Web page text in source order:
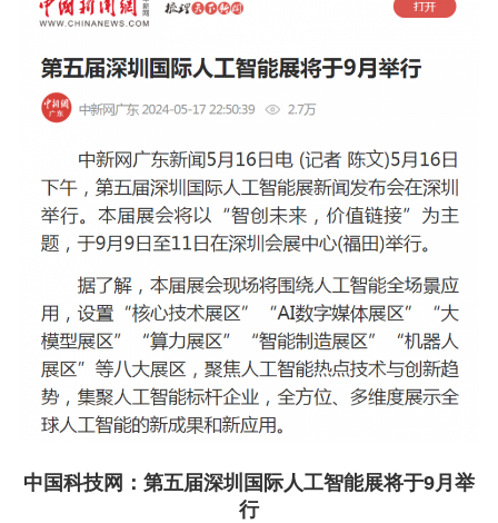
中国科技网： 第五届深圳国际人工智能展将于9月举
行